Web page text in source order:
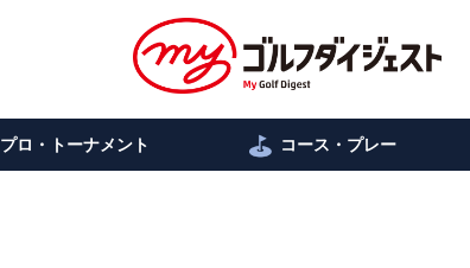
プロ・トーナメント コース・プレー